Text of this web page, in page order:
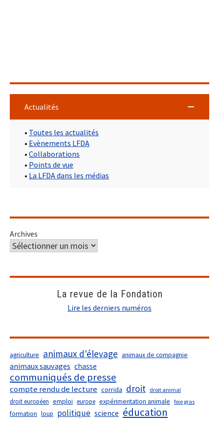
Actualités
• Toutes les actualités
• Evènements LFDA
• Collaborations
• Points de vue
• La LFDA dans les médias
Archives
La revue de la Fondation
Lire les derniers numéros
agriculture animaux d'élevage animaux de compagnie
animaux sauvages chasse
communiqués de presse
compte rendu de lecture corrida droit droit animal
droit européen emploi europe expérimentation animale foie gras
formation loup politique science éducation